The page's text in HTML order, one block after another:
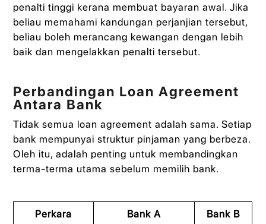
penalti tinggi kerana membuat bayaran awal. Jika
beliau memahami kandungan perjanjian tersebut,
beliau boleh merancang kewangan dengan lebih
baik dan mengelakkan penalti tersebut.
Perbandingan Loan Agreement
Antara Bank
Tidak semua loan agreement adalah sama. Setiap
bank mempunyai struktur pinjaman yang berbeza.
Oleh itu, adalah penting untuk membandingkan
terma-terma utama sebelum memilih bank.
Perkara Bank A Bank B